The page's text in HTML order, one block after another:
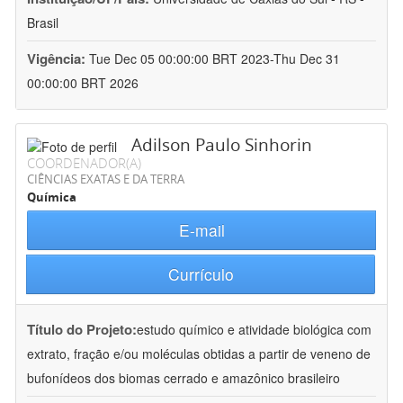
Brasil
Vigência: Tue Dec 05 00:00:00 BRT 2023-Thu Dec 31
00:00:00 BRT 2026
Adilson Paulo Sinhorin
COORDENADOR(A)
CIÊNCIAS EXATAS E DA TERRA
Química
E-mail
Currículo
Título do Projeto:estudo químico e atividade biológica com
extrato, fração e/ou moléculas obtidas a partir de veneno de
bufonídeos dos biomas cerrado e amazônico brasileiro